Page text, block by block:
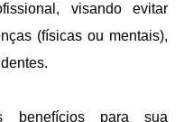
visando evitar
(físicas ou mentais),
benefícios para sua